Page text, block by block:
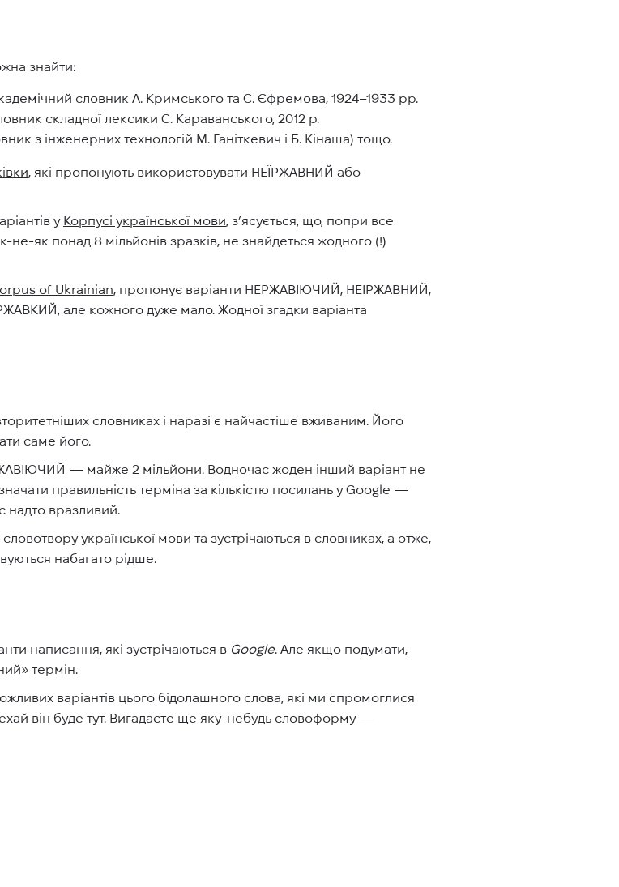
знайти:
словник А. Кримського та С. Єфремова, 1924–1933 рр.
складної лексики С. Караванського, 2012 р.
з інженерних технологій М. Ганіткевич і Б. Кінаша) тощо.
, які пропонують використовувати НЕЇРЖАВНИЙ або
у Корпусі української мови, з’ясується, що, попри все
не-як понад 8 мільйонів зразків, не знайдеться жодного (!)
of Ukrainian, пропонує варіанти НЕРЖАВІЮЧИЙ, НЕІРЖАВНИЙ,
але кожного дуже мало. Жодної згадки варіанта
словниках і наразі є найчастіше вживаним. Його
саме його.
— майже 2 мільйони. Водночас жоден інший варіант не
правильність терміна за кількістю посилань у Google —
надто вразливий.
української мови та зустрічаються в словниках, а отже,
набагато рідше.
написання, які зустрічаються в Google. Але якщо подумати,
термін.
варіантів цього бідолашного слова, які ми спромоглися
він буде тут. Вигадаєте ще яку-небудь словоформу —